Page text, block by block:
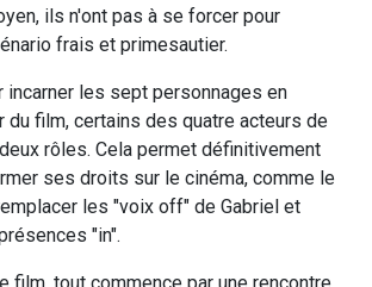
ils n'ont pas à se forcer pour
frais et primesautier.
incarner les sept personnages en
du film, certains des quatre acteurs de
rôles. Cela permet définitivement
ses droits sur le cinéma, comme le
les "voix off" de Gabriel et
"in".